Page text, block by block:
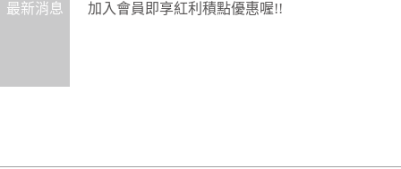
最新消息 加入會員即享紅利積點優惠喔!!